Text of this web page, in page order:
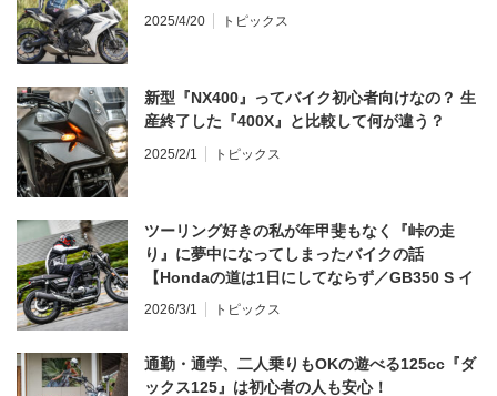
2025/4/20 トピックス
新型『NX400』ってバイク初心者向けなの？ 生
産終了した『400X』と比較して何が違う？
2025/2/1 トピックス
ツーリング好きの私が年甲斐もなく『峠の走
り』に夢中になってしまったバイクの話
【Hondaの道は1日にしてならず／GB350 S イ
ンプレ・レビュー 前編】
2026/3/1 トピックス
通勤・通学、二人乗りもOKの遊べる125cc『ダ
ックス125』は初心者の人も安心！